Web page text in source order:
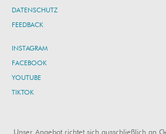
DATENSCHUTZ
FEEDBACK
INSTAGRAM
FACEBOOK
YOUTUBE
TIKTOK
Unser Angebot richtet sich ausschließlich an